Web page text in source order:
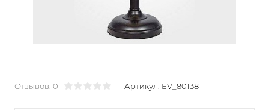
Отзывов: 0 Артикул: EV_80138